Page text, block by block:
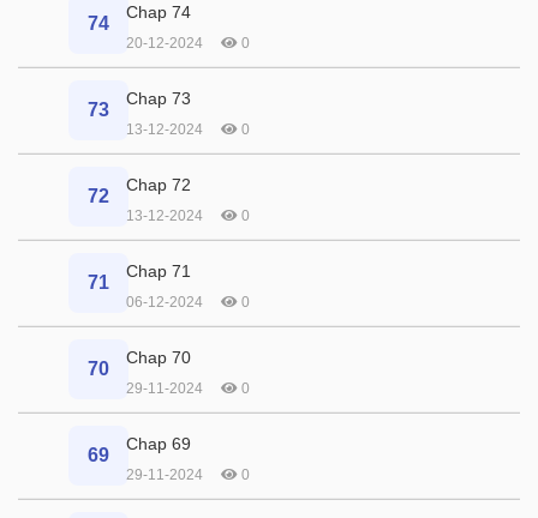
74
Chap 74
20-12-2024 0
73
Chap 73
13-12-2024 0
72
Chap 72
13-12-2024 0
71
Chap 71
06-12-2024 0
70
Chap 70
29-11-2024 0
69
Chap 69
29-11-2024 0